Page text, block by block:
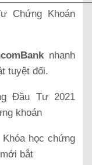
Chứng Khoán
nhanh
tuyệt đối.
Đầu Tư 2021
khoán
học chứng
bắt